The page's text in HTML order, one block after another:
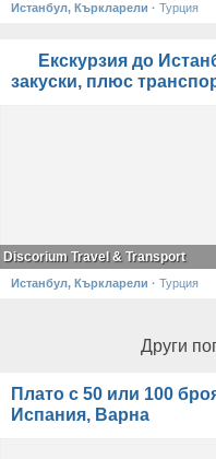
Истанбул, Къркларели · Турция
Екскурзия до
закуски, плюс
Discorium Travel & Transport
Истанбул, Къркларели · Турция
Други
Плато с 50 или 100
Испания, Варна